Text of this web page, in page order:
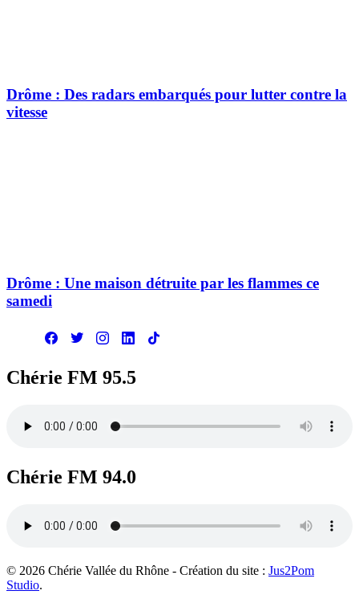
Drôme : Des radars embarqués pour lutter contre la
vitesse
Drôme : Une maison détruite par les flammes ce
samedi
Chérie FM 95.5
Chérie FM 94.0
© 2026 Chérie Vallée du Rhône - Création du site : Jus2Pom
Studio.